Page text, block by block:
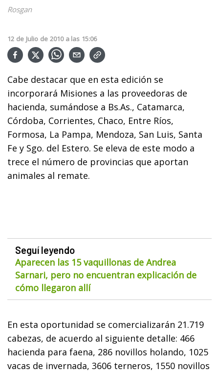
Rosgan
12 de Julio de 2010 a las 15:06
Cabe destacar que en esta edición se
incorporará Misiones a las proveedoras de
hacienda, sumándose a Bs.As., Catamarca,
Córdoba, Corrientes, Chaco, Entre Ríos,
Formosa, La Pampa, Mendoza, San Luis, Santa
Fe y Sgo. del Estero. Se eleva de este modo a
trece el número de provincias que aportan
animales al remate.
Seguí leyendo
Aparecen las 15 vaquillonas de Andrea
Sarnari, pero no encuentran explicación de
cómo llegaron allí
En esta oportunidad se comercializarán 21.719
cabezas, de acuerdo al siguiente detalle: 466
hacienda para faena, 286 novillos holando, 1025
vacas de invernada, 3606 terneros, 1550 novillos